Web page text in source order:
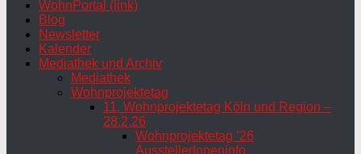
WohnPortal (link)
Blog
Newsletter
Kalender
Mediathek und Archiv
Mediathek
Wohnprojektetag
11. Wohnprojektetag Köln und Region –
28.2.26
Wohnprojektetag ’26
AusstellerInneninfo